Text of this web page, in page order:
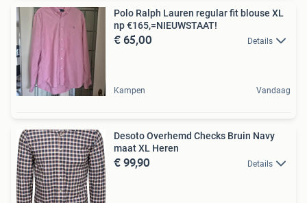
Polo Ralph Lauren regular fit blouse XL
np €165,=NIEUWSTAAT!
€ 65,00 Details
Kampen Vandaag
Desoto Overhemd Checks Bruin Navy
maat XL Heren
€ 99,90 Details